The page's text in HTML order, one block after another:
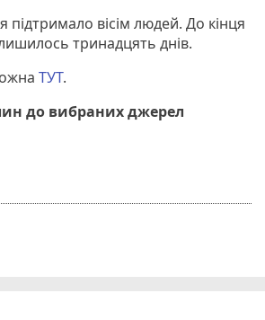
підтримало вісім людей. До кінця
тринадцять днів.
ТУТ.
до вибраних джерел